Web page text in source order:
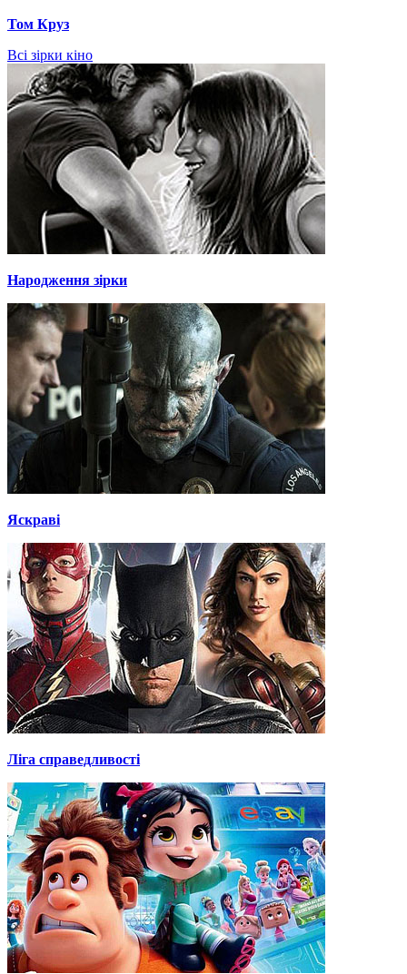
Том Круз
Всі зірки кіно
Народження зірки
Яскраві
Ліга справедливості